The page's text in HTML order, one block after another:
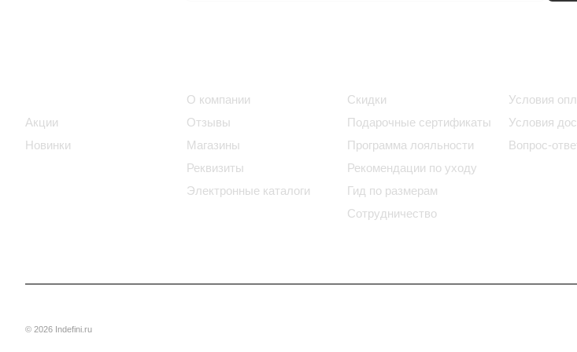
Акции
Новинки
О компании
Отзывы
Магазины
Реквизиты
Электронные каталоги
Скидки
Подарочные сертификаты
Программа лояльности
Рекомендации по уходу
Гид по размерам
Сотрудничество
Условия
Условия
Вопрос-
© 2026 Indefini.ru